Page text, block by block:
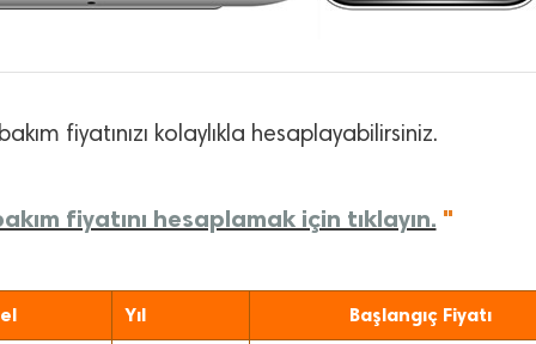
fiyatınızı kolaylıkla hesaplayabilirsiniz.
fiyatını hesaplamak için tıklayın. "
Yıl Başlangıç Fiyatı